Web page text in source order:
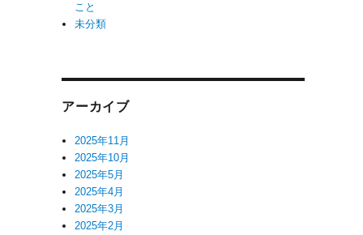
こと
未分類
アーカイブ
2025年11月
2025年10月
2025年5月
2025年4月
2025年3月
2025年2月